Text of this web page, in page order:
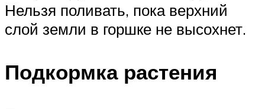
Нельзя поливать, пока верхний
слой земли в горшке не высохнет.
Подкормка растения